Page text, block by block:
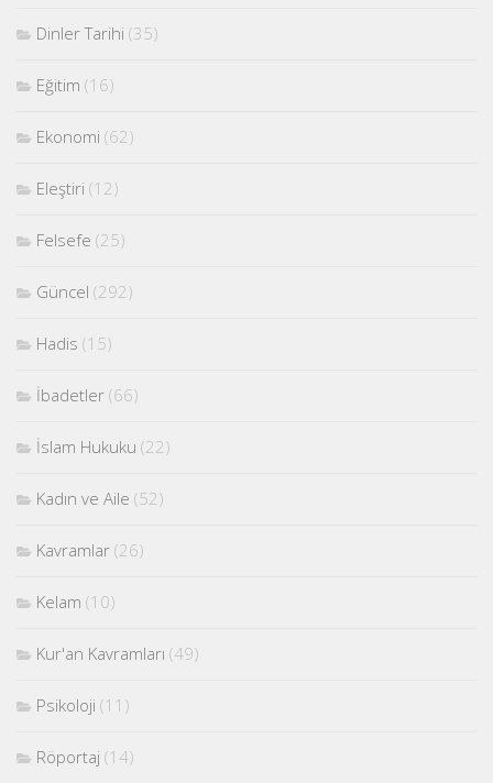
Dinler Tarihi (35)
Eğitim (16)
Ekonomi (62)
Eleştiri (12)
Felsefe (25)
Güncel (292)
Hadis (15)
İbadetler (66)
İslam Hukuku (22)
Kadın ve Aile (52)
Kavramlar (26)
Kelam (10)
Kur'an Kavramları (49)
Psikoloji (11)
Röportaj (14)